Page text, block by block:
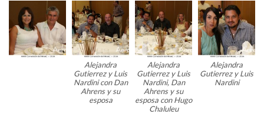
Alejandra
Gutierrez y Luis
Nardini con Dan
Ahrens y su
esposa
Alejandra
Gutierrez y Luis
Nardini, Dan
Ahrens y su
esposa con Hugo
Chaluleu
Alejandra
Gutierrez y Luis
Nardini